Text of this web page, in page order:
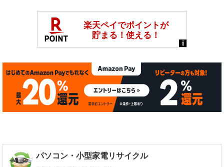
パソコン・小型家電リサイクル